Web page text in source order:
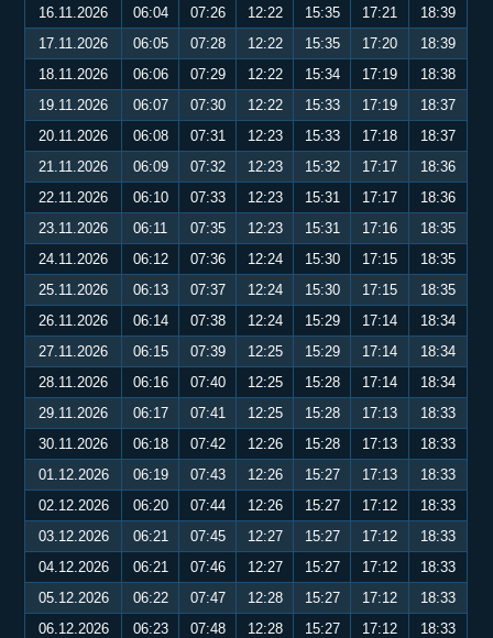
16.11.2026
06:04 07:26 12:22 15:35 17:21
18:39
17.11.2026
06:05 07:28 12:22 15:35 17:20
18:39
18.11.2026
06:06 07:29 12:22 15:34 17:19
18:38
19.11.2026
06:07 07:30 12:22 15:33 17:19
18:37
20.11.2026
06:08 07:31 12:23 15:33 17:18
18:37
21.11.2026
06:09 07:32 12:23 15:32 17:17
18:36
22.11.2026
06:10 07:33 12:23 15:31 17:17
18:36
23.11.2026
06:11 07:35 12:23 15:31 17:16
18:35
24.11.2026
06:12 07:36 12:24 15:30 17:15
18:35
25.11.2026
06:13 07:37 12:24 15:30 17:15
18:35
26.11.2026
06:14 07:38 12:24 15:29 17:14
18:34
27.11.2026
06:15 07:39 12:25 15:29 17:14
18:34
28.11.2026
06:16 07:40 12:25 15:28 17:14
18:34
29.11.2026
06:17 07:41 12:25 15:28 17:13
18:33
30.11.2026
06:18 07:42 12:26 15:28 17:13
18:33
01.12.2026
06:19 07:43 12:26 15:27 17:13
18:33
02.12.2026
06:20 07:44 12:26 15:27 17:12
18:33
03.12.2026
06:21 07:45 12:27 15:27 17:12
18:33
04.12.2026
06:21 07:46 12:27 15:27 17:12
18:33
05.12.2026
06:22 07:47 12:28 15:27 17:12
18:33
06.12.2026
06:23 07:48 12:28 15:27 17:12 18:33